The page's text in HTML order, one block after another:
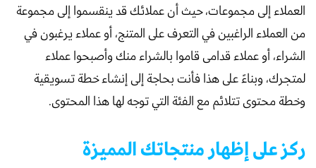
العملاء إلى مجموعات، حيث أن عملائك قد ينقسموا إلى مجموعة
من العملاء الراغبين في التعرف على المتنج، أو عملاء يرغبون في
الشراء، أو عملاء قدامى قاموا بالشراء منك وأصبحوا عملاء
لمتجرك، وبناءً على هذا فأنت بحاجة إلى إنشاء خطة تسويقية
وخطة محتوى تتلائم مع الفئة التي توجه لها هذا المحتوى.
ركز على إظهار منتجاتك المميزة